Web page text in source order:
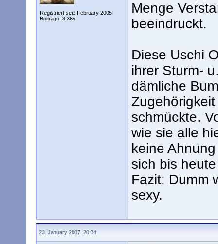
Registriert seit: February 2005
Beiträge: 3.365
Menge
beeindruckt.
Diese Uschi
ihrer Sturm-
dämliche
schmückte.
wie sie alle
keine
sich bis
Fazit: Dumm
sexy.
23. January 2007, 20:04